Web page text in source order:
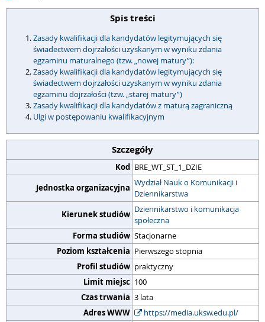
Spis treści
Zasady kwalifikacji dla kandydatów legitymujących się
świadectwem dojrzałości uzyskanym w wyniku zdania
egzaminu maturalnego (tzw. „nowej matury”):
Zasady kwalifikacji dla kandydatów legitymujących się
świadectwem dojrzałości uzyskanym w wyniku zdania
egzaminu dojrzałości (tzw. „starej matury”)
Zasady kwalifikacji dla kandydatów z maturą zagraniczną
Ulgi w postępowaniu kwalifikacyjnym
Szczegóły
Kod BRE_WT_ST_1_DZIE
Jednostka organizacyjna Wydział Nauk o Komunikacji i
Dziennikarstwa
Kierunek studiów Dziennikarstwo i komunikacja
społeczna
Forma studiów Stacjonarne
Poziom kształcenia Pierwszego stopnia
Profil studiów praktyczny
Limit miejsc 100
Czas trwania 3 lata
Adres WWW
https://media.uksw.edu.pl/